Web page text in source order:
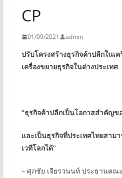
CP
01/09/2021 admin
ปรับโครงสร้างธุรกิจค้าปลีกในเ
เครื่องขยายธุรกิจในต่างประเทศ
“ธุรกิจค้าปลีกเป็นโอกาสสำคัญข
และเป็นธุรกิจที่ประเทศไทยสาม
เวทีโลกได้”
– ศุภชัย เจียรวนนท์ ประธานคณ